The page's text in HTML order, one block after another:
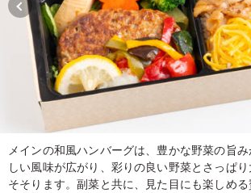
メインの和風ハンバーグは、豊かな野菜の旨
しい風味が広がり、彩りの良い野菜とさっぱ
そそります。副菜と共に、見た目にも楽しめる